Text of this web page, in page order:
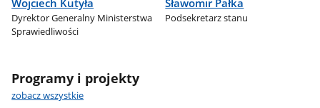
Wojciech Kutyła
Dyrektor Generalny Ministerstwa
Sprawiedliwości
Sławomir Pałka
Podsekretarz stanu
Programy i projekty
zobacz wszystkie